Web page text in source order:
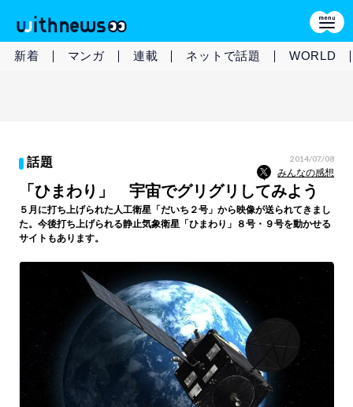
新着 マンガ 連載 ネットで話題 WORLD
話題 2014/07/08
みんなの感想
「ひまわり」 宇宙でグリグリしてみよう
５月に打ち上げられた人工衛星「だいち２号」から映像が送られてきまし
た。今後打ち上げられる静止気象衛星「ひまわり」８号・９号を動かせる
サイトもあります。